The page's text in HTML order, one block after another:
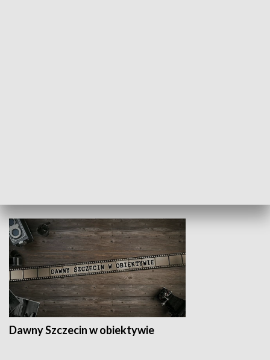
Dawny Szczecin w obiektywie